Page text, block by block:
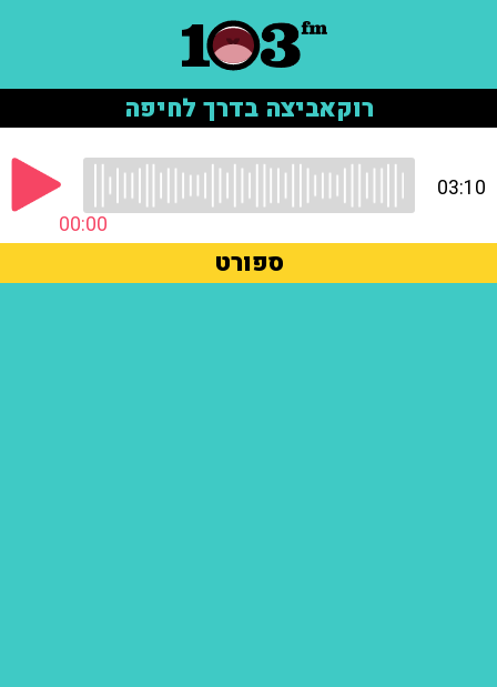
רוקאביצה בדרך לחיפה
00:00
03:10
ספורט